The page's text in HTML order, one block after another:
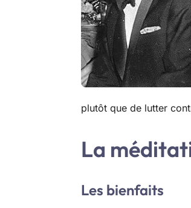
plutôt que de lutter
La
Les bienfaits